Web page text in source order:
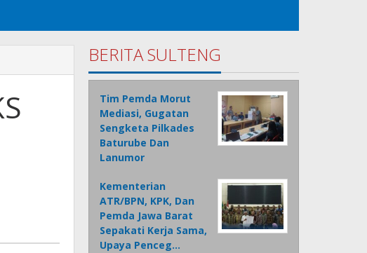
BERITA SULTENG
Tim Pemda Morut
Mediasi, Gugatan
Sengketa Pilkades
Baturube Dan
Lanumor
Kementerian
ATR/BPN, KPK, Dan
Pemda Jawa Barat
Sepakati Kerja Sama,
Upaya Penceg…